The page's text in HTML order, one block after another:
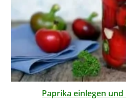
Paprika einlegen